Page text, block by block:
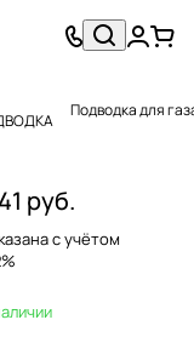
Подводка для
руб.
с учётом